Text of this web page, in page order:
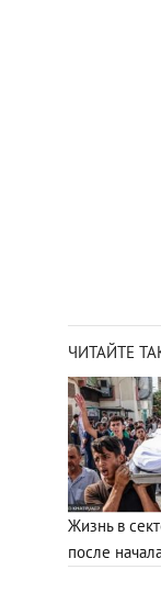
ЧИТАЙТЕ
Жизнь в
после